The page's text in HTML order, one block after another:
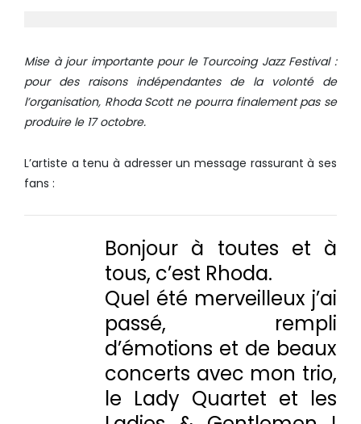
Mise à jour importante pour le Tourcoing Jazz Festival :
pour des raisons indépendantes de la volonté de
l’organisation, Rhoda Scott ne pourra finalement pas se
produire le 17 octobre.
L’artiste a tenu à adresser un message rassurant à ses
fans :
Bonjour à toutes et à
tous, c’est Rhoda.
Quel été merveilleux j’ai
passé, rempli
d’émotions et de beaux
concerts avec mon trio,
le Lady Quartet et les